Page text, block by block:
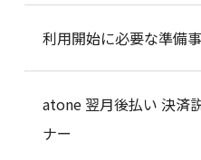
トップ
利用開始に必要な準備
atone 翌月後払い 決済
ナー